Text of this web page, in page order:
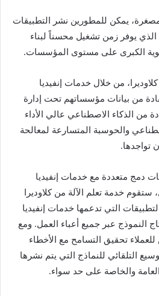
يمكن للمطورين نشر التطبيقات
الذي يوفر زمن تشغيل محسناً لبناء
الكبرى على مستوى المؤسسات.
من خلال خدمات إنفيديا
من بيانات مؤسساتهم تحت إدارة
من الذكاء الاصطناعي عالي الأداء
والحوسبة المتسارعة لمعالحة
تواجدها.
دمج متعددة مع خدمات إنفيديا
خدمة تعلم الآلة من كلاوديرا
التي تدعمها خدمات إنفيديا
النموذج عبر جميع أعباء العمل. ومع
تحقيق التسامح مع الأخطاء
التلقائي للنماذج التي يتم نشرها
والخاصة على حد سواء.